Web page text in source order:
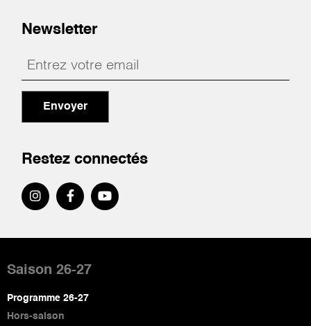
Newsletter
Envoyer
Restez connectés
de
page
Saison 26-27
Programme 26-27
Hors-saison